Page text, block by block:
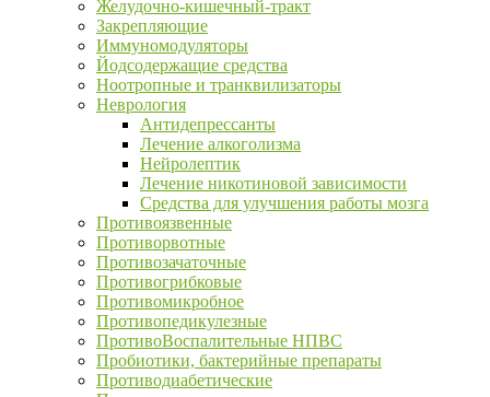
Желудочно-кишечный-тракт
Закрепляющие
Иммуномодуляторы
Йодсодержащие средства
Ноотропные и транквилизаторы
Неврология
Антидепрессанты
Лечение алкоголизма
Нейролептик
Лечение никотиновой зависимости
Средства для улучшения работы мозга
Противоязвенные
Противорвотные
Противозачаточные
Противогрибковые
Противомикробное
Противопедикулезные
ПротивоВоспалительные НПВС
Пробиотики, бактерийные препараты
Противодиабетические